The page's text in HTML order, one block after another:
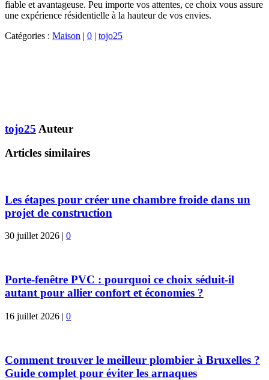
fiable et avantageuse. Peu importe vos attentes, ce choix vous assure
une expérience résidentielle à la hauteur de vos envies.
Catégories : Maison | 0 | tojo25
tojo25 Auteur
Articles similaires
Les étapes pour créer une chambre froide dans un
projet de construction
30 juillet 2026 0
Porte-fenêtre PVC : pourquoi ce choix séduit-il
autant pour allier confort et économies ?
16 juillet 2026 | 0
Comment trouver le meilleur plombier à Bruxelles ?
Guide complet pour éviter les arnaques